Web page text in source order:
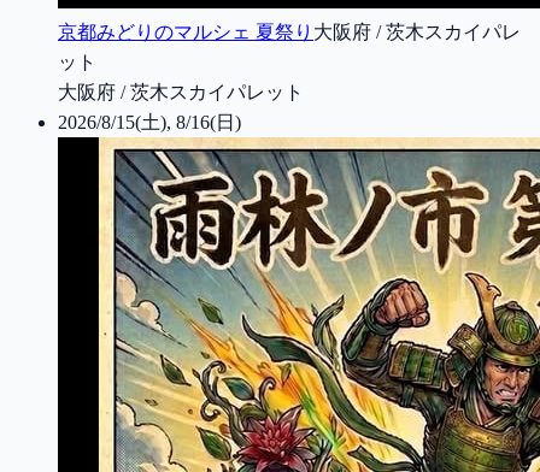
京都みどりのマルシェ 夏祭り 大阪府 / 茨木スカイパレ
ット
大阪府 / 茨木スカイパレット
2026/8/15(土), 8/16(日)